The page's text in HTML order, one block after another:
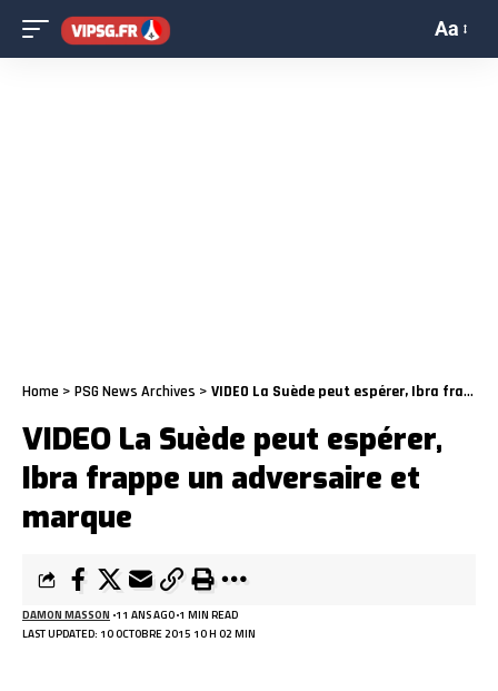
Aa
Home > PSG News Archives > VIDEO La Suède peut espérer, Ibra frappe un adversaire et marque
VIDEO La Suède peut espérer,
Ibra frappe un adversaire et
marque
LAST UPDATED: 10 OCTOBRE 2015 10 H 02 MIN
DAMON MASSON 11 ANS AGO 1 MIN READ